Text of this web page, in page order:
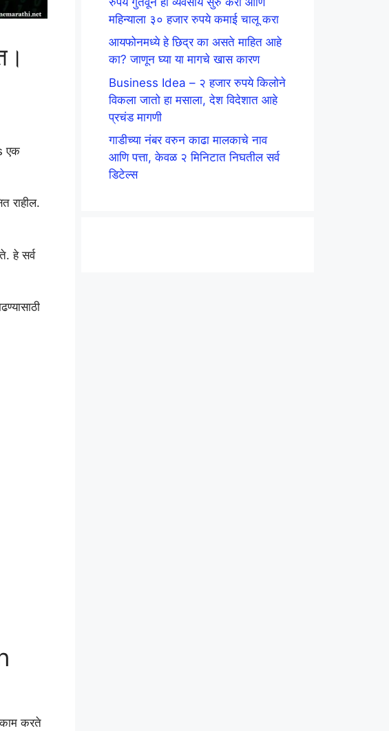
एक
राहील.
हे सर्व
करते
महिन्याला ३० हजार रुपये कमाई चालू करा
आयफोनमध्ये हे छिद्र का असते माहित आहे
का? जाणून घ्या या मागचे खास कारण
Business Idea – २ हजार रुपये किलोने
विकला जातो हा मसाला, देश विदेशात आहे
प्रचंड मागणी
गाडीच्या नंबर वरुन काढा मालकाचे नाव
आणि पत्ता, केवळ २ मिनिटात निघतील सर्व
डिटेल्स